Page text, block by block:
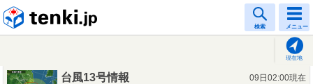
検索 メニュー
現在地
台風13号情報
09日02:00現在